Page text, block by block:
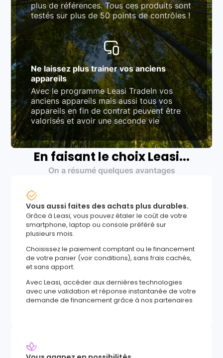
plus de références. Tous ces produits sont
testés sur plus de 50 points de contrôles !
Ne laissez plus trainer vos anciens
appareils
Avec le programme Leasi TradeIn vos
anciens appareils mais aussi tous vos
appareils en fin de contrat peuvent être
valorisés et avoir une seconde vie
En faisant le choix Leasi...
On a résumé quelques avantages
Vous aussi faites des achats plus durables.
Grâce à Leasi, vous pouvez étaler le coût de votre
smartphone, laptop ou console préféré sur
plusieurs mois.
Choisissez le paiement comptant ou le financement
de votre panier (voir conditions), sans frais cachés,
et sans apport.
Avec Leasi, accéder aux dernières technologies
avec une validation et réponse instantanée de votre
demande de financement grâce à nos partenaires